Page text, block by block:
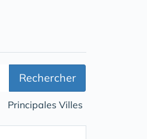
Rechercher
Principales Villes